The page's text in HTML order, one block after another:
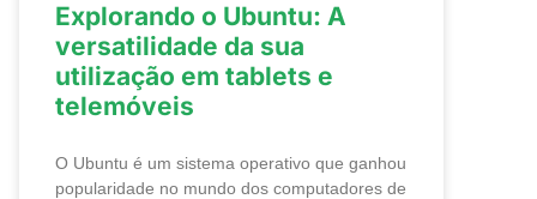
Explorando o Ubuntu: A
versatilidade da sua
utilização em tablets e
telemóveis
O Ubuntu é um sistema operativo que ganhou
popularidade no mundo dos computadores de